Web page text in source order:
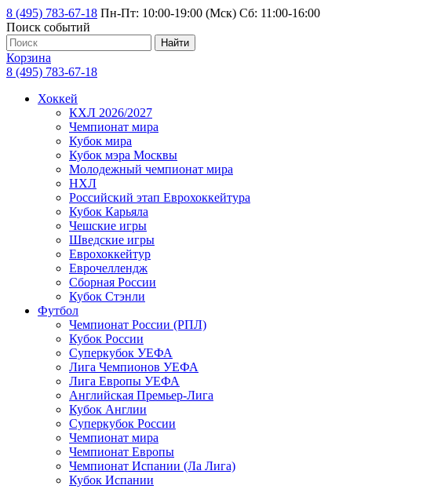
8 (495) 783-67-18 Пн-Пт: 10:00-19:00 (Мск) Сб: 11:00-16:00
Поиск событий
Найти
Корзина
8 (495) 783-67-18
Хоккей
КХЛ 2026/2027
Чемпионат мира
Кубок мира
Кубок мэра Москвы
Молодежный чемпионат мира
НХЛ
Российский этап Еврохоккейтура
Кубок Карьяла
Чешские игры
Шведские игры
Еврохоккейтур
Еврочеллендж
Сборная России
Кубок Стэнли
Футбол
Чемпионат России (РПЛ)
Кубок России
Суперкубок УЕФА
Лига Чемпионов УЕФА
Лига Европы УЕФА
Английская Премьер-Лига
Кубок Англии
Суперкубок России
Чемпионат мира
Чемпионат Европы
Чемпионат Испании (Ла Лига)
Кубок Испании